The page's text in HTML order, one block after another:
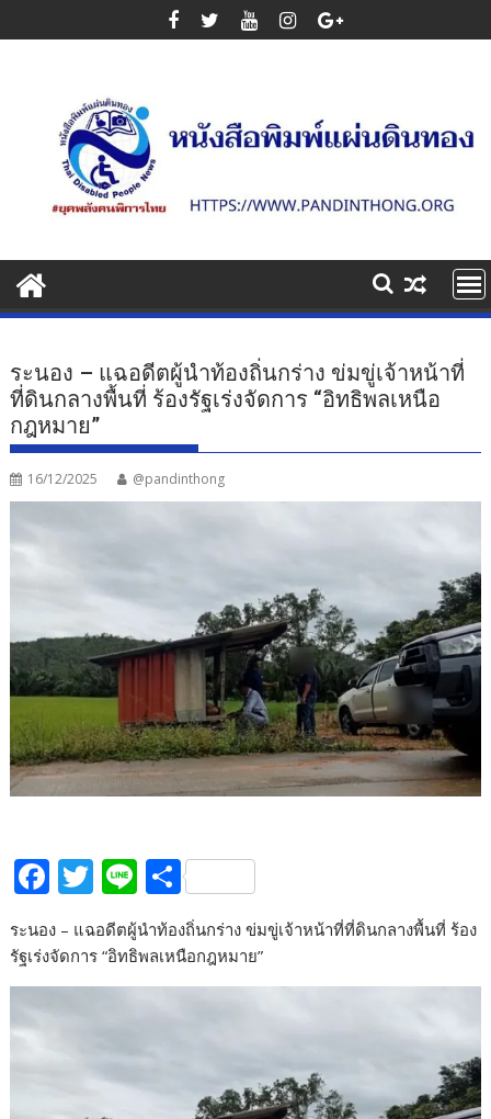
to
ระนอง – แฉอดีตผู้นำท้องถิ่นกร่าง ข่มขู่เจ้าหน้าที่
ที่ดินกลางพื้นที่ ร้องรัฐเร่งจัดการ “อิทธิพลเหนือ
กฎหมาย”
16/12/2025 @pandinthong
F
e
b
o
k
T
w
itt
er
Li
n
e
S
h
ar
e
ระนอง – แฉอดีตผู้นำท้องถิ่นกร่าง ข่มขู่เจ้าหน้าที่ที่ดินกลางพื้นที่ ร้อง
รัฐเร่งจัดการ “อิทธิพลเหนือกฎหมาย”